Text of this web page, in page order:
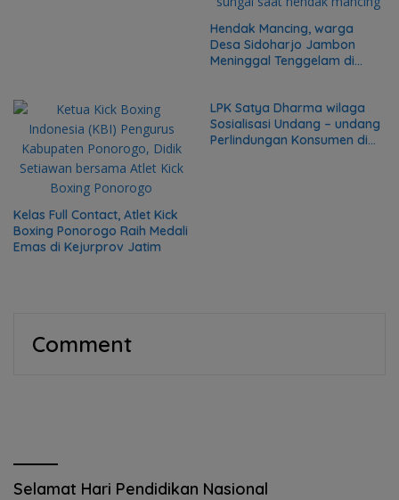
Hendak Mancing, warga
Desa Sidoharjo Jambon
Meninggal Tenggelam di
Kelas Full Contact, Atlet Kick
Boxing Ponorogo Raih Medali
Emas di Kejurprov Jatim
LPK Satya Dharma wilaga
Sosialisasi Undang – undang
Perlindungan Konsumen di
Comment
Selamat Hari Pendidikan Nasional